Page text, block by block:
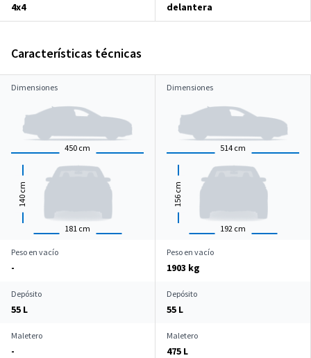
4x4 delantera
Características técnicas
Dimensiones
450 cm
181 cm
140
cm
Dimensiones
514 cm
192 cm
156
cm
Peso en vacío
-
Peso en vacío
1903 kg
Depósito
55 L
Depósito
55 L
Maletero
-
Maletero
475 L